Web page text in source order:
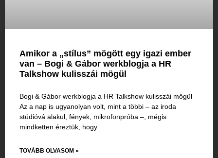
Amikor a „stílus” mögött egy igazi ember
van – Bogi & Gábor werkblogja a HR
Talkshow kulisszái mögül
Bogi & Gábor werkblogja a HR Talkshow kulisszái mögül
Az a nap is ugyanolyan volt, mint a többi – az iroda
stúdióvá alakul, fények, mikrofonpróba –, mégis
mindketten éreztük, hogy
TOVÁBB OLVASOM »